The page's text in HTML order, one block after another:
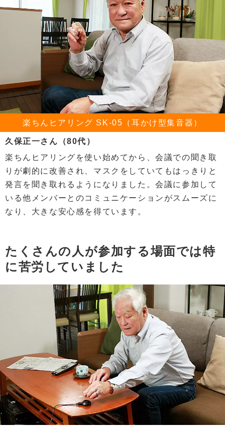
楽ちんヒアリング SK-05（耳かけ型集音器）
久保正一さん（80代）
楽ちんヒアリングを使い始めてから、会議での聞き取
りが劇的に改善され、マスクをしていてもはっきりと
発言を聞き取れるようになりました。会議に参加して
いる他メンバーとのコミュニケーションがスムーズに
なり、大きな安心感を得ています。
たくさんの人が参加する場面では特
に苦労していました